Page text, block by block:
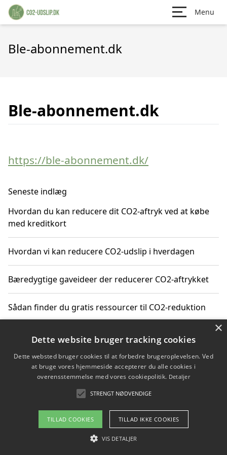
Menu
Ble-abonnement.dk
Ble-abonnement.dk
https://ble-abonnement.dk/
Seneste indlæg
Hvordan du kan reducere dit CO2-aftryk ved at købe
med kreditkort
Hvordan vi kan reducere CO2-udslip i hverdagen
Bæredygtige gaveideer der reducerer CO2-aftrykket
Sådan finder du gratis ressourcer til CO2-reduktion
Hvordan gadgets til hjemmet kan reducere CO2-udslip
Copyright 2026 - Pilanto Aps
Om / kontakt
Blog Betingelser
×
Dette website bruger tracking cookies
Dette websted bruger cookies til at forbedre brugeroplevelsen. Ved
at bruge vores hjemmeside accepterer du alle cookies i
overensstemmelse med vores cookiepolitik. Detaljer
STRENGT NØDVENDIGE
TILLAD COOKIES TILLAD IKKE COOKIES
VIS DETALJER